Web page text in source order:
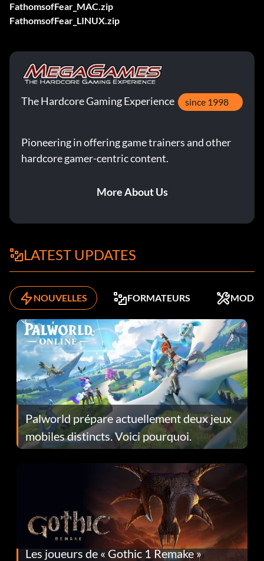
FathomsofFear_MAC.zip
FathomsofFear_LINUX.zip
The Hardcore Gaming Experience since 1998
Pioneering in offering game trainers and other
hardcore gamer-centric content.
More About Us
LATEST UPDATES
NOUVELLES FORMATEURS MODS
Palworld prépare actuellement deux jeux
mobiles distincts. Voici pourquoi.
Les joueurs de « Gothic 1 Remake »